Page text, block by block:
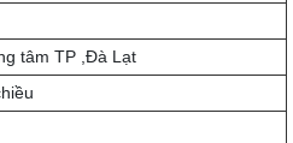
tâm TP ,Đà Lạt